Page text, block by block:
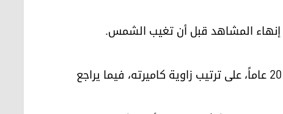
إنهاء المشاهد قبل أن تغيب الشمس.
قبل أن يبدأ التصوير، يعمل محمد فواز البالغ من العمر 20 عاماً، على ترتيب زاوية كاميرته، فيما يراجع